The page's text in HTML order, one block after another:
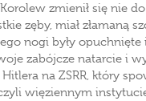
zmienił się nie
zęby, miał złamaną
nogi były
zabójcze natarcie i
na ZSRR, który
czyli więziennym